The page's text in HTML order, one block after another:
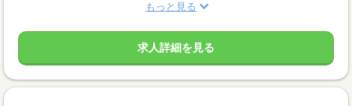
もっと見る
求人詳細を見る